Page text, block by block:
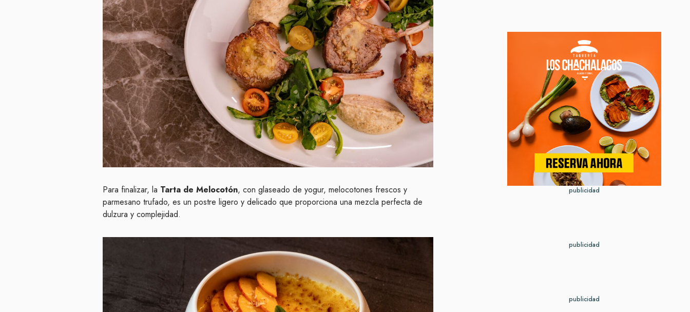
Para finalizar, la Tarta de Melocotón, con glaseado de yogur, melocotones frescos y
parmesano trufado, es un postre ligero y delicado que proporciona una mezcla perfecta de
dulzura y complejidad.
publicidad
publicidad
publicidad